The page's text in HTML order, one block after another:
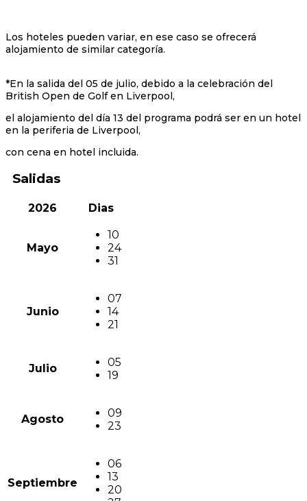
Los hoteles pueden variar, en ese caso se ofrecerá
alojamiento de similar categoría.
*En la salida del 05 de julio, debido a la celebración del
British Open de Golf en Liverpool,
el alojamiento del día 13 del programa podrá ser en un hotel
en la periferia de Liverpool,
con cena en hotel incluida.
Salidas
2026 Dias
Mayo
10
24
31
Junio
07
14
21
Julio
05
19
Agosto
09
23
Septiembre
06
13
20